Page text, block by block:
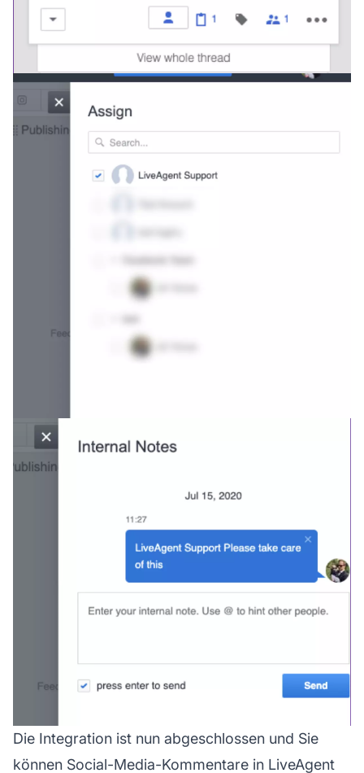
Die Integration ist nun abgeschlossen und Sie
können Social-Media-Kommentare in LiveAgent